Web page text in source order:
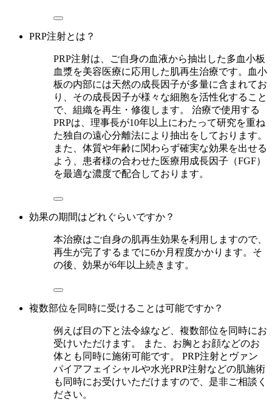
PRP注射とは？
PRP注射は、ご自身の血液から抽出した多血小板
血漿を美容医療に応用した肌再生治療です。血小
板の内部には天然の成長因子が多量に含まれてお
り、その成長因子が様々な細胞を活性化すること
で、組織を再生・修復します。 治療で使用する
PRPは、理事長が10年以上にわたって研究を重ね
た独自の遠心分離法により抽出をしております。
また、体質や年齢に関わらず確実な効果を出せる
よう、患者様の合わせた医療用成長因子（FGF）
を最適な濃度で配合しております。
効果の期間はどれぐらいですか？
本治療はご自身の肌再生効果を利用しますので、
再生が完了するまでに6か月程度かかります。そ
の後、効果が6年以上続きます。
複数部位を同時に受けることは可能ですか？
例えば目の下と法令線など、複数部位を同時にお
受けいただけます。 また、お胸とお顔などのお
体とも同時に施術可能です。 PRP注射とヴァン
パイアフェイシャルや水光PRP注射などの肌施術
も同時にお受けいただけますので、是非ご相談く
ださい。